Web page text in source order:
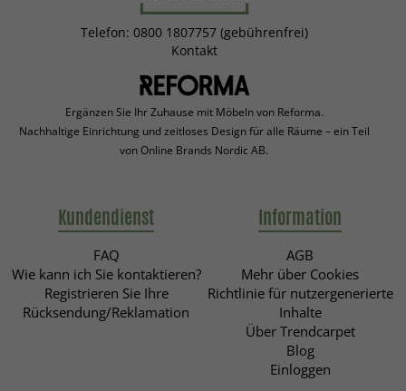
Telefon: 0800 1807757 (gebührenfrei)
Kontakt
Ergänzen Sie Ihr Zuhause mit Möbeln von Reforma.
Nachhaltige Einrichtung und zeitloses Design für alle Räume – ein Teil
von Online Brands Nordic AB.
Kundendienst
FAQ
Wie kann ich Sie kontaktieren?
Registrieren Sie Ihre
Rücksendung/Reklamation
Information
AGB
Mehr über Cookies
Richtlinie für nutzergenerierte
Inhalte
Über Trendcarpet
Blog
Einloggen